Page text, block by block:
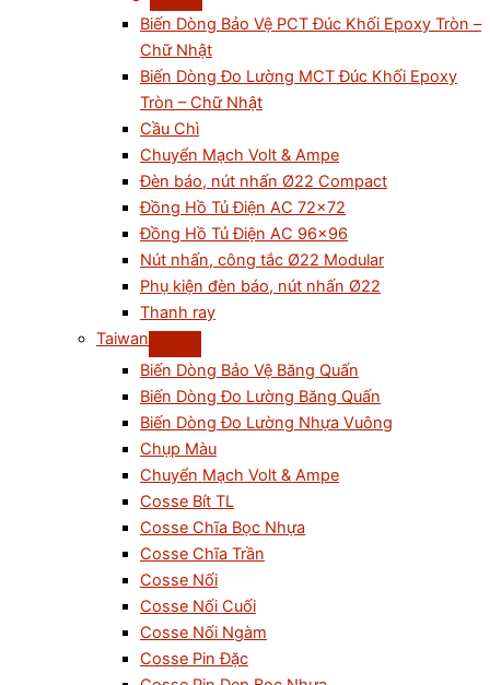
Biến Dòng Bảo Vệ PCT Đúc Khối Epoxy Tròn –
Chữ Nhật
Biến Dòng Đo Lường MCT Đúc Khối Epoxy
Tròn – Chữ Nhật
Cầu Chì
Chuyển Mạch Volt & Ampe
Đèn báo, nút nhấn Ø22 Compact
Đồng Hồ Tủ Điện AC 72×72
Đồng Hồ Tủ Điện AC 96×96
Nút nhấn, công tắc Ø22 Modular
Phụ kiện đèn báo, nút nhấn Ø22
Thanh ray
Taiwan
Biến Dòng Bảo Vệ Băng Quấn
Biến Dòng Đo Lường Băng Quấn
Biến Dòng Đo Lường Nhựa Vuông
Chụp Màu
Chuyển Mạch Volt & Ampe
Cosse Bít TL
Cosse Chĩa Bọc Nhựa
Cosse Chĩa Trần
Cosse Nối
Cosse Nối Cuối
Cosse Nối Ngàm
Cosse Pin Đặc